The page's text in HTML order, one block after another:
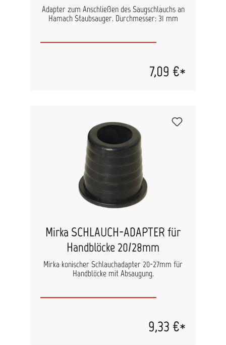
Adapter zum Anschließen des Saugschlauchs an
Hamach Staubsauger. Durchmesser: 31 mm
7,09 €*
Mirka SCHLAUCH-ADAPTER für
Handblöcke 20/28mm
Mirka konischer Schlauchadapter 20-27mm für
Handblöcke mit Absaugung.
9,33 €*